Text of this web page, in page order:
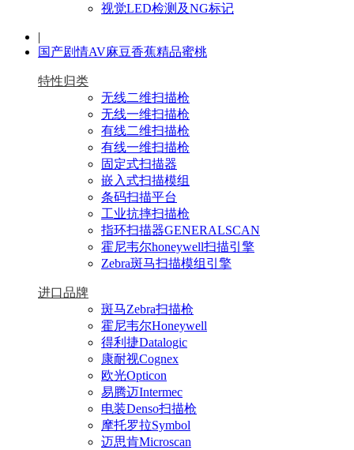
视觉LED检测及NG标记
|
国产剧情AV麻豆香蕉精品蜜桃
特性归类
无线二维扫描枪
无线一维扫描枪
有线二维扫描枪
有线一维扫描枪
固定式扫描器
嵌入式扫描模组
条码扫描平台
工业抗摔扫描枪
指环扫描器GENERALSCAN
霍尼韦尔honeywell扫描引擎
Zebra斑马扫描模组引擎
进口品牌
斑马Zebra扫描枪
霍尼韦尔Honeywell
得利捷Datalogic
康耐视Cognex
欧光Opticon
易腾迈Intermec
电装Denso扫描枪
摩托罗拉Symbol
迈思肯Microscan